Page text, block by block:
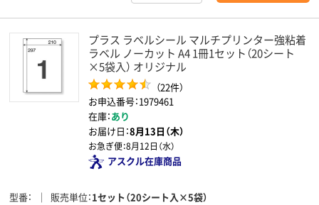
プラス ラベルシール マルチプリンター強粘着
ラベル ノーカット A4 1冊1セット（20シート
×5袋入） オリジナル
（22件）
お申込番号：1979461
在庫：あり
お届け日：8月13日（木）
お急ぎ便：8月12日（水）
アスクル在庫商品
型番 販売単位 1セット（20シート入×5袋）